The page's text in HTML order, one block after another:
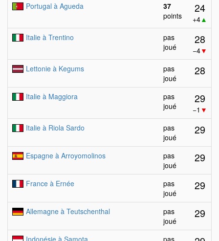
Portugal à Agueda
37
points
24
+4▲
Italie à Trentino
pas
joué
28
−4▼
Lettonie à Kegums
pas
joué
28
Italie à Maggiora
pas
joué
29
−1 ▼
Italie à Riola Sardo
pas
joué
29
Espagne à Arroyomolinos
pas
joué
29
France à Ernée
pas
joué
29
Allemagne à Teutschenthal
pas
joué
29
Indonésie à Samota pas